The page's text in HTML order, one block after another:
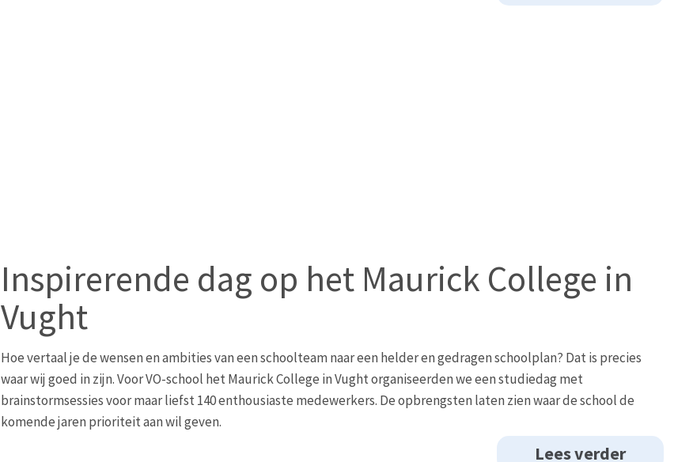
Inspirerende dag op het Maurick College in
Vught
Hoe vertaal je de wensen en ambities van een schoolteam naar een helder en gedragen schoolplan? Dat is precies
waar wij goed in zijn. Voor VO-school het Maurick College in Vught organiseerden we een studiedag met
brainstormsessies voor maar liefst 140 enthousiaste medewerkers. De opbrengsten laten zien waar de school de
komende jaren prioriteit aan wil geven.
Lees verder